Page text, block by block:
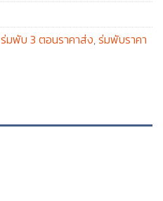
ร่มพับ 3 ตอนราคาส่ง,ร่มพับราคา